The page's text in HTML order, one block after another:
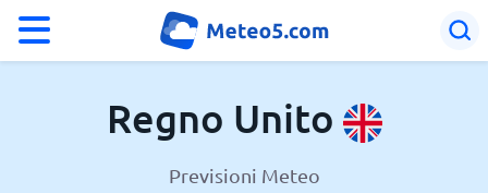
Meteo in Regno Unito
Regno Unito
Previsioni Meteo